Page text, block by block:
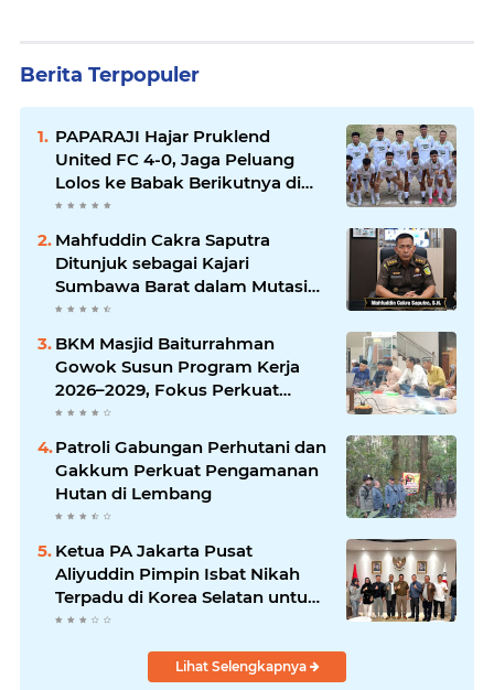
Berita Terpopuler
PAPARAJI Hajar Pruklend
United FC 4-0, Jaga Peluang
Lolos ke Babak Berikutnya di
Turnamen 165 Cup HKBP
Mahfuddin Cakra Saputra
Ditunjuk sebagai Kajari
Sumbawa Barat dalam Mutasi
Kejaksaan Agung
BKM Masjid Baiturrahman
Gowok Susun Program Kerja
2026–2029, Fokus Perkuat
Dakwah dan Pelayanan Umat
Patroli Gabungan Perhutani dan
Gakkum Perkuat Pengamanan
Hutan di Lembang
Ketua PA Jakarta Pusat
Aliyuddin Pimpin Isbat Nikah
Terpadu di Korea Selatan untuk
Lindungi Hak WNI
Lihat Selengkapnya